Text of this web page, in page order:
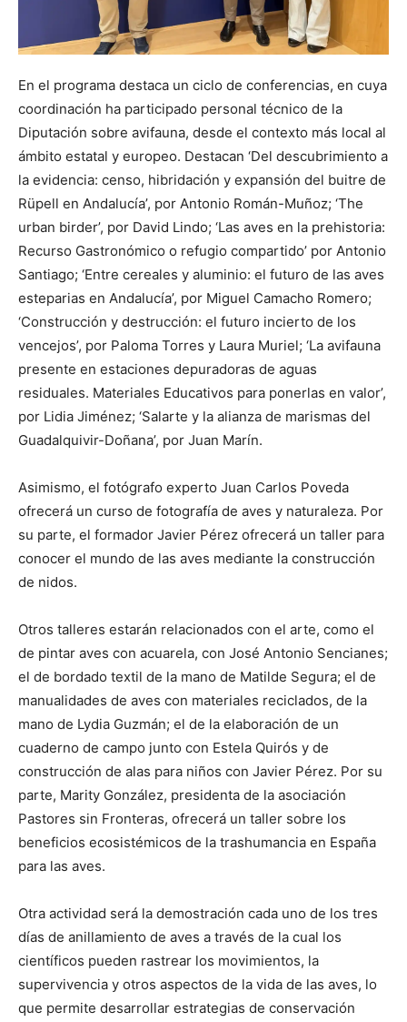
En el programa destaca un ciclo de conferencias, en cuya
coordinación ha participado personal técnico de la
Diputación sobre avifauna, desde el contexto más local al
ámbito estatal y europeo. Destacan ‘Del descubrimiento a
la evidencia: censo, hibridación y expansión del buitre de
Rüpell en Andalucía’, por Antonio Román-Muñoz; ‘The
urban birder’, por David Lindo; ‘Las aves en la prehistoria:
Recurso Gastronómico o refugio compartido’ por Antonio
Santiago; ‘Entre cereales y aluminio: el futuro de las aves
esteparias en Andalucía’, por Miguel Camacho Romero;
‘Construcción y destrucción: el futuro incierto de los
vencejos’, por Paloma Torres y Laura Muriel; ‘La avifauna
presente en estaciones depuradoras de aguas
residuales. Materiales Educativos para ponerlas en valor’,
por Lidia Jiménez; ‘Salarte y la alianza de marismas del
Guadalquivir-Doñana’, por Juan Marín.
Asimismo, el fotógrafo experto Juan Carlos Poveda
ofrecerá un curso de fotografía de aves y naturaleza. Por
su parte, el formador Javier Pérez ofrecerá un taller para
conocer el mundo de las aves mediante la construcción
de nidos.
Otros talleres estarán relacionados con el arte, como el
de pintar aves con acuarela, con José Antonio Sencianes;
el de bordado textil de la mano de Matilde Segura; el de
manualidades de aves con materiales reciclados, de la
mano de Lydia Guzmán; el de la elaboración de un
cuaderno de campo junto con Estela Quirós y de
construcción de alas para niños con Javier Pérez. Por su
parte, Marity González, presidenta de la asociación
Pastores sin Fronteras, ofrecerá un taller sobre los
beneficios ecosistémicos de la trashumancia en España
para las aves.
Otra actividad será la demostración cada uno de los tres
días de anillamiento de aves a través de la cual los
científicos pueden rastrear los movimientos, la
supervivencia y otros aspectos de la vida de las aves, lo
que permite desarrollar estrategias de conservación